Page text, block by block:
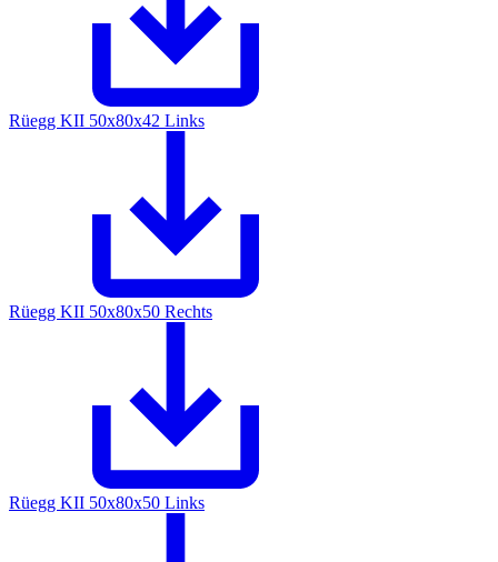
Rüegg KII 50x80x42 Links
Rüegg KII 50x80x50 Rechts
Rüegg KII 50x80x50 Links